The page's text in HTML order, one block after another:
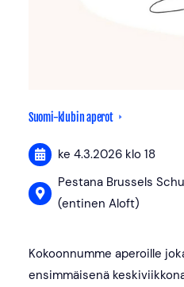
Suomi-klubin aperot
ke 4.3.2026 klo 18
Pestana Brussels
(entinen Aloft)
Kokoonnumme aperoille
ensimmäisenä